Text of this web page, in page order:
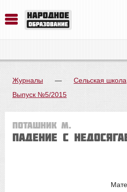
Журналы — Сельская школа
Выпуск №5/2015
Поташник М.
Падение с